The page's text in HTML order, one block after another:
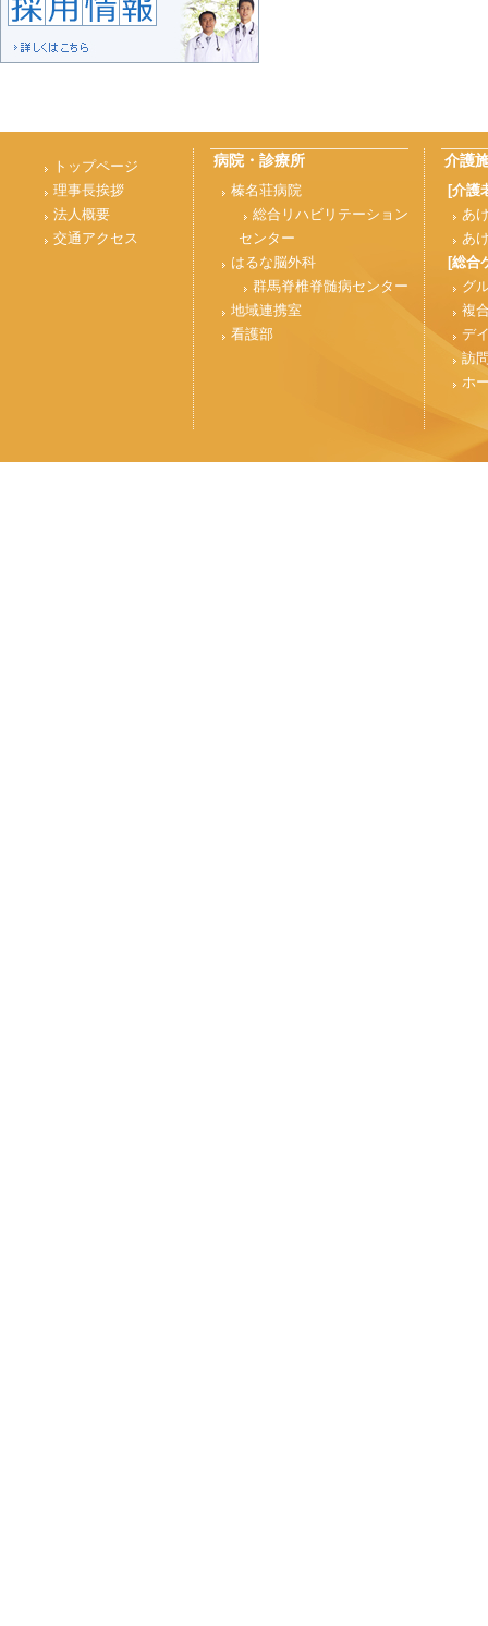
トップページ
理事長挨拶
法人概要
交通アクセス
病院・診療所
榛名荘病院
総合リハビリテーション
センター
はるな脳外科
群馬脊椎脊髄病センター
地域連携室
看護部
介護
[介護
あ
あ
[総合
グ
複
デ
訪
ホ